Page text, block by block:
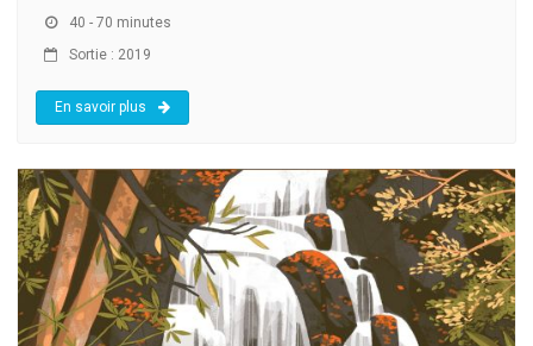
40 - 70 minutes
Sortie : 2019
En savoir plus